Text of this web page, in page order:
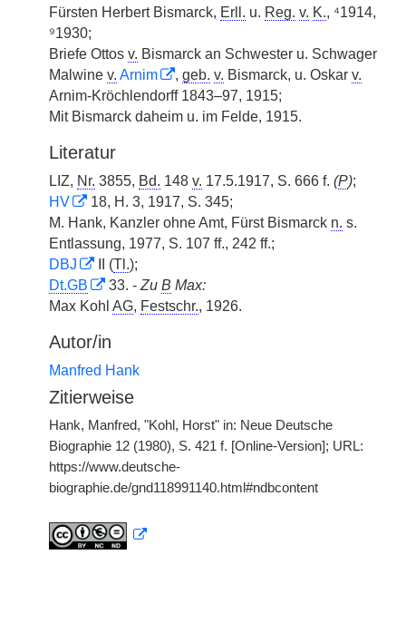
Fürsten Herbert Bismarck, Erll. u. Reg. v. K., ⁴1914,
⁹1930;
Briefe Ottos v. Bismarck an Schwester u. Schwager
Malwine v. Arnim , geb. v. Bismarck, u. Oskar v.
Arnim-Kröchlendorff 1843–97, 1915;
Mit Bismarck daheim u. im Felde, 1915.
Literatur
LIZ, Nr. 3855, Bd. 148 v. 17.5.1917, S. 666 f. (P);
HV
18, H. 3, 1917, S. 345;
M. Hank, Kanzler ohne Amt, Fürst Bismarck n. s.
Entlassung, 1977, S. 107 ff., 242 ff.;
DBJ
II (Tl.);
Dt.GB
33. - Zu B Max:
Max Kohl AG, Festschr., 1926.
Autor/in
Manfred Hank
Zitierweise
Hank, Manfred, "Kohl, Horst" in: Neue Deutsche
Biographie 12 (1980), S. 421 f. [Online-Version]; URL:
https://www.deutsche-
biographie.de/gnd118991140.html#ndbcontent